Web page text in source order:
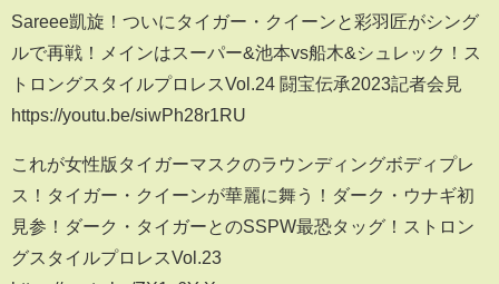
Sareee凱旋！ついにタイガー・クイーンと彩羽匠がシング
ルで再戦！メインはスーパー&池本vs船木&シュレック！ス
トロングスタイルプロレスVol.24 闘宝伝承2023記者会見
https://youtu.be/siwPh28r1RU
これが女性版タイガーマスクのラウンディングボディプレ
ス！タイガー・クイーンが華麗に舞う！ダーク・ウナギ初
見参！ダーク・タイガーとのSSPW最恐タッグ！ストロン
グスタイルプロレスVol.23